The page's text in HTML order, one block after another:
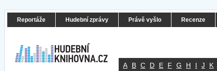
Reportáže Hudební zprávy Právě vyšlo Recenze
A B C D E F G H I J K